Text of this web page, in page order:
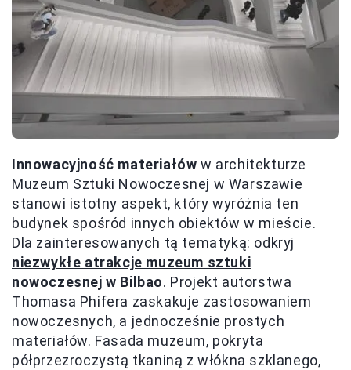
Innowacyjność materiałów w architekturze
Muzeum Sztuki Nowoczesnej w Warszawie
stanowi istotny aspekt, który wyróżnia ten
budynek spośród innych obiektów w mieście.
Dla zainteresowanych tą tematyką: odkryj
niezwykłe atrakcje muzeum sztuki
nowoczesnej w Bilbao. Projekt autorstwa
Thomasa Phifera zaskakuje zastosowaniem
nowoczesnych, a jednocześnie prostych
materiałów. Fasada muzeum, pokryta
półprzezroczystą tkaniną z włókna szklanego,